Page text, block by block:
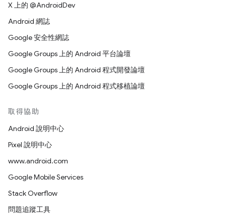
X 上的 @AndroidDev
Android 網誌
Google 安全性網誌
Google Groups 上的 Android 平台論壇
Google Groups 上的 Android 程式開發論壇
Google Groups 上的 Android 程式移植論壇
取得協助
Android 說明中心
Pixel 說明中心
www.android.com
Google Mobile Services
Stack Overflow
問題追蹤工具